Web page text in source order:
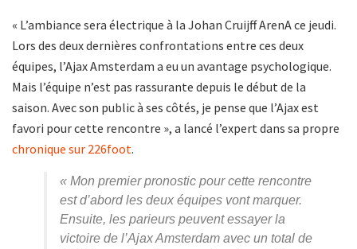
« L’ambiance sera électrique à la Johan Cruijff ArenA ce jeudi.
Lors des deux dernières confrontations entre ces deux
équipes, l’Ajax Amsterdam a eu un avantage psychologique.
Mais l’équipe n’est pas rassurante depuis le début de la
saison. Avec son public à ses côtés, je pense que l’Ajax est
favori pour cette rencontre », a lancé l’expert dans sa propre
chronique sur 226foot.
« Mon premier pronostic pour cette rencontre
est d’abord les deux équipes vont marquer.
Ensuite, les parieurs peuvent essayer la
victoire de l’Ajax Amsterdam avec un total de